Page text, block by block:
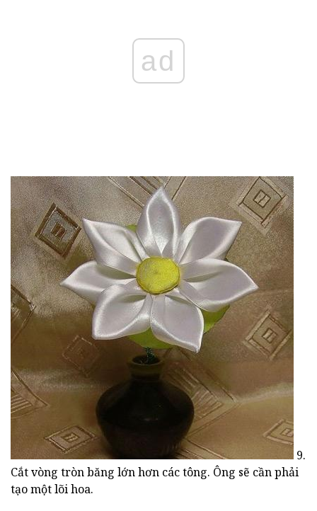
ad
9.
Cắt vòng tròn băng lớn hơn các tông. Ông sẽ cần phải
tạo một lõi hoa.